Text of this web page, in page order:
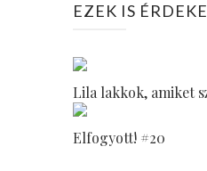
EZEK IS
Lila lakkok, amiket
Elfogyott! #20